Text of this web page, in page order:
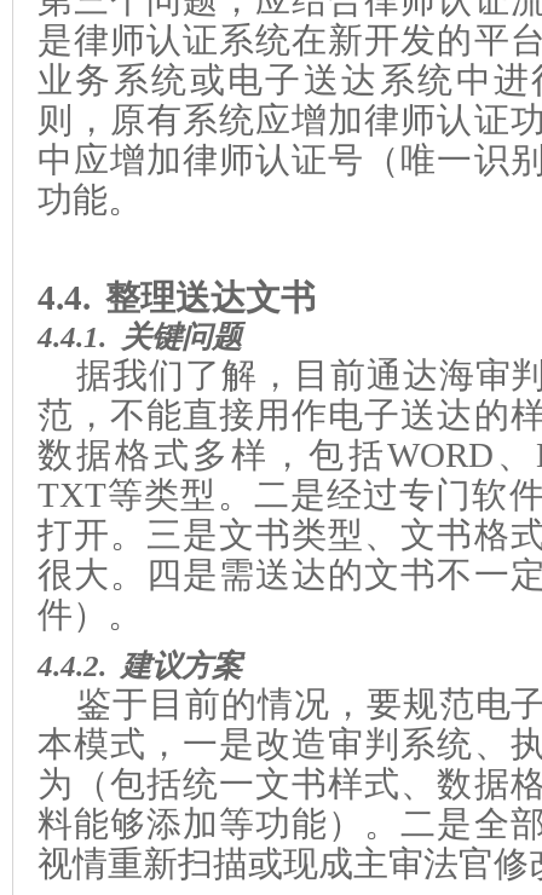
是律师认证系统在新开发的平
业务系统或电子送达系统中
则，原有系统应增加律师认证
中应增加律师认证号（唯一识
功能。
4.4. 整理送达文书
4.4.1. 关键问题
据我们了解，目前通达海审
范，不能直接用作电子送达的
数据格式多样，包括WORD、
TXT等类型。二是经过专门软
打开。三是文书类型、文书格
很大。 四是需送达的文书不一
件）。
4.4.2. 建议方案
鉴于目前的情况，要规范电
本模式，一是改造审判系统、
为（包括统一文书样式、数据
料能够添加等功能）。二是全
视情重新扫描或现成主审法官修